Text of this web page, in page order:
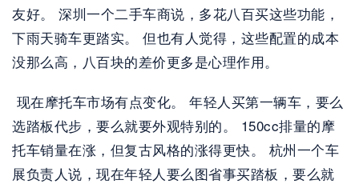
友好。 深圳一个二手车商说，多花八百买这些功能，
下雨天骑车更踏实。 但也有人觉得，这些配置的成本
没那么高，八百块的差价更多是心理作用。
现在摩托车市场有点变化。 年轻人买第一辆车，要么
选踏板代步，要么就要外观特别的。 150cc排量的摩
托车销量在涨，但复古风格的涨得更快。 杭州一个车
展负责人说，现在年轻人要么图省事买踏板，要么就